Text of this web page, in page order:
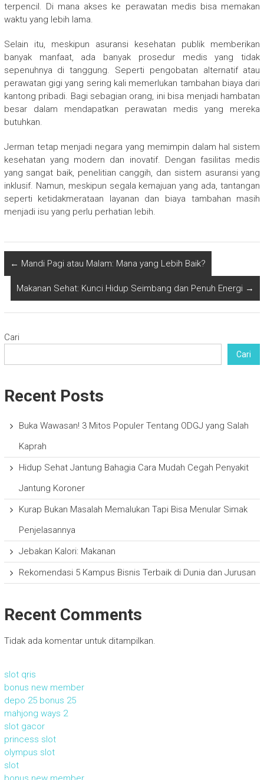
terpencil. Di mana akses ke perawatan medis bisa memakan
waktu yang lebih lama.
Selain itu, meskipun asuransi kesehatan publik memberikan
banyak manfaat, ada banyak prosedur medis yang tidak
sepenuhnya di tanggung. Seperti pengobatan alternatif atau
perawatan gigi yang sering kali memerlukan tambahan biaya dari
kantong pribadi. Bagi sebagian orang, ini bisa menjadi hambatan
besar dalam mendapatkan perawatan medis yang mereka
butuhkan.
Jerman tetap menjadi negara yang memimpin dalam hal sistem
kesehatan yang modern dan inovatif. Dengan fasilitas medis
yang sangat baik, penelitian canggih, dan sistem asuransi yang
inklusif. Namun, meskipun segala kemajuan yang ada, tantangan
seperti ketidakmerataan layanan dan biaya tambahan masih
menjadi isu yang perlu perhatian lebih.
← Mandi Pagi atau Malam: Mana yang Lebih Baik?
Makanan Sehat: Kunci Hidup Seimbang dan Penuh Energi →
Cari
Cari
Recent Posts
Buka Wawasan! 3 Mitos Populer Tentang ODGJ yang Salah
Kaprah
Hidup Sehat Jantung Bahagia Cara Mudah Cegah Penyakit
Jantung Koroner
Kurap Bukan Masalah Memalukan Tapi Bisa Menular Simak
Penjelasannya
Jebakan Kalori: Makanan
Rekomendasi 5 Kampus Bisnis Terbaik di Dunia dan Jurusan
Recent Comments
Tidak ada komentar untuk ditampilkan.
slot qris
bonus new member
depo 25 bonus 25
mahjong ways 2
slot gacor
princess slot
olympus slot
slot